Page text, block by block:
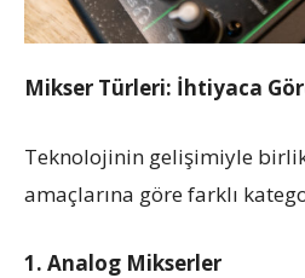
Mikser Türleri: İhtiyaca
Teknolojinin gelişimiyle
amaçlarına göre farklı
1. Analog Mikserler